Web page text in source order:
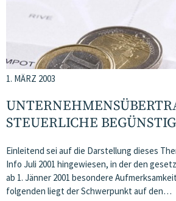
1. MÄRZ 2003
STEUERLICHE
Einleitend sei auf die Darstellung dieses
Info Juli 2001 hingewiesen, in der den
ab 1. Jänner 2001 besondere
folgenden liegt der Schwerpunkt auf den…